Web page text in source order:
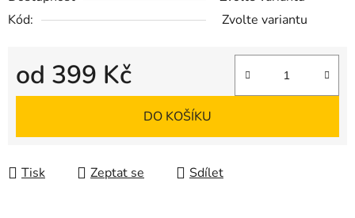
Kód:
Zvolte variantu
od 399 Kč
Měrná cena:
DO KOŠÍKU
Tisk Zeptat se Sdílet